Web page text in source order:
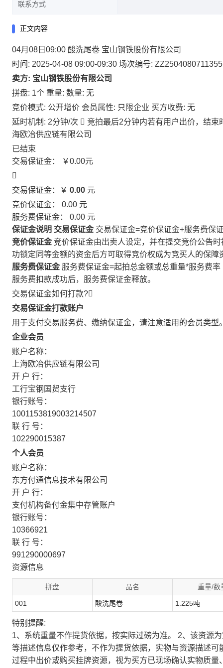
联系方式
正文内容
04月08日09:00 酸洗尾卷 宝山钢铁股份有限公司
时间: 2025-04-08 09:00-09:30 场次编号: ZZ2504080711355
卖方: 宝山钢铁股份有限公司
拼盘: 1个 重量: 数量: 无
竞价模式: 公开增价 会员属性: 只限企业 买方收费: 无
延时机制: 2分钟/次  竞拍最后2分钟内若有用户出价，结
海欧冶供应链有限公司
已结束
交易保证金：
￥0.00元

交易保证金：￥ 0.00 元
竞价保证金： 0.00 元
服务费保证金： 0.00 元
保证金说明 交易保证金 交易保证金=竞价保证金+服务费保
竞价保证金 竞价保证金由出卖人设定，并在提交竞价公告
功锁定同等金额的资金后方可取得竞价权成为竞买人的保障
服务费保证金 服务费保证金=起拍总金额或总重量*服务费率
服务费扣款成功后，服务费保证金释放。
交易保证金如何打款?
交易保证金打款账户
用于支付交易服务费、缴纳保证金，请注意适用的会员类型
企业会员
账户名称：
上海欧冶供应链有限公司
开 户 行：
工行宝钢国贸支行
银行账号：
1001153819003214507
联 行 号：
102290015387
个人会员
账户名称：
东方付通信息技术有限公司
开 户 行：
支付机构备付金集中存管账户
银行账号：
10366921
联 行 号：
991290000697
资源信息
拼盘 品名 重量/数
001 酸洗尾卷 1.225吨
特别提醒:
1、系统重量不作提货依据，按实际过磅为准。 2、该资源
等描述信息仅作参考，不作为提货依据，实物与资源描述
过程中出价或购买挂牌资源，视为买方已现场确认实物质